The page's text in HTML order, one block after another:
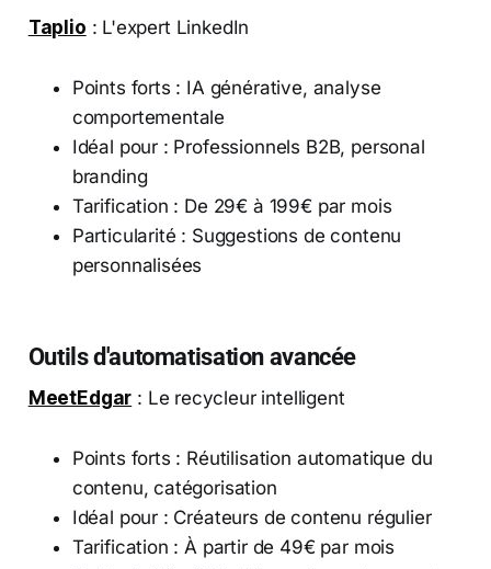
Taplio : L'expert LinkedIn
Points forts : IA générative, analyse
comportementale
Idéal pour : Professionnels B2B, personal
branding
Tarification : De 29€ à 199€ par mois
Particularité : Suggestions de contenu
personnalisées
Outils d'automatisation avancée
MeetEdgar : Le recycleur intelligent
Points forts : Réutilisation automatique du
contenu, catégorisation
Idéal pour : Créateurs de contenu régulier
Tarification : À partir de 49€ par mois